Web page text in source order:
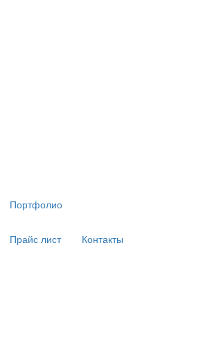
Портфолио
Прайс лист Контакты